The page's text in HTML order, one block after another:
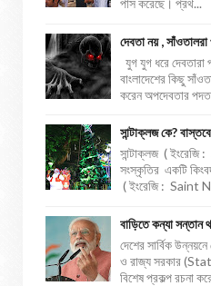
পাস করেছে। প্রথ...
দেবতা নয় ,
যুগ যুগ ধরে
বাংলাদেশের কিছু
করেন অপদেবতার
সান্টাক্লজ কে?
সান্টাক্লজ (
সংস্কৃতির একটি
( ইংরেজি : Saint
বাড়িতে কন্যা সন্তান
দেশের সার্বিক
ও রাজ্য সরকার
বিশেষ প্রকল্প রচনা